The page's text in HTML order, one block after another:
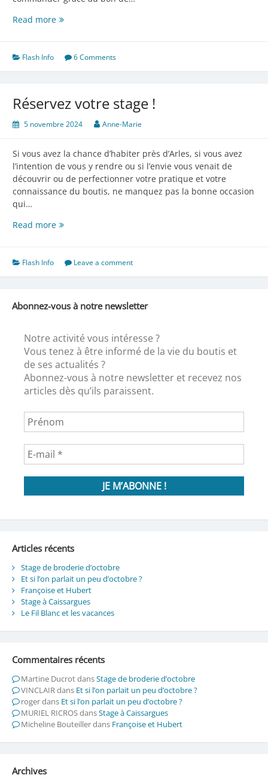
Read moreNos
Flash Info 6 Comments
Réservez votre stage !
5 novembre 2024 Anne-Marie
Si vous avez la chance d’habiter près d’Arles, si vous avez
l’intention de vous y rendre ou si l’envie vous venait de
découvrir ou de perfectionner votre pratique et votre
connaissance du boutis, ne manquez pas la bonne occasion
qui…
Read moreRéservez
Flash Info Leave a comment
Abonnez-vous à notre newsletter
Notre activité vous intéresse ?
Vous tenez à être informé de la vie du boutis et
de ses actualités ?
Abonnez-vous à notre newsletter et recevez nos
articles dès qu’ils paraissent.
Articles récents
Stage de broderie d’octobre
Et si l’on parlait un peu d’octobre ?
Françoise et Hubert
Stage à Caissargues
Le Fil Blanc et les vacances
Commentaires récents
Martine DucrotdansStage de broderie d’octobre
VINCLAIRdans Et si l’on parlait un peu d’octobre ?
rogerdans Et si l’on parlait un peu d’octobre ?
MURIEL RICROSdansStage à Caissargues
Micheline Bouteillerdans Françoise et Hubert
Archives